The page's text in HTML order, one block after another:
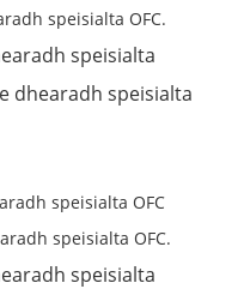
speisialta
dhearadh speisialta
speisialta